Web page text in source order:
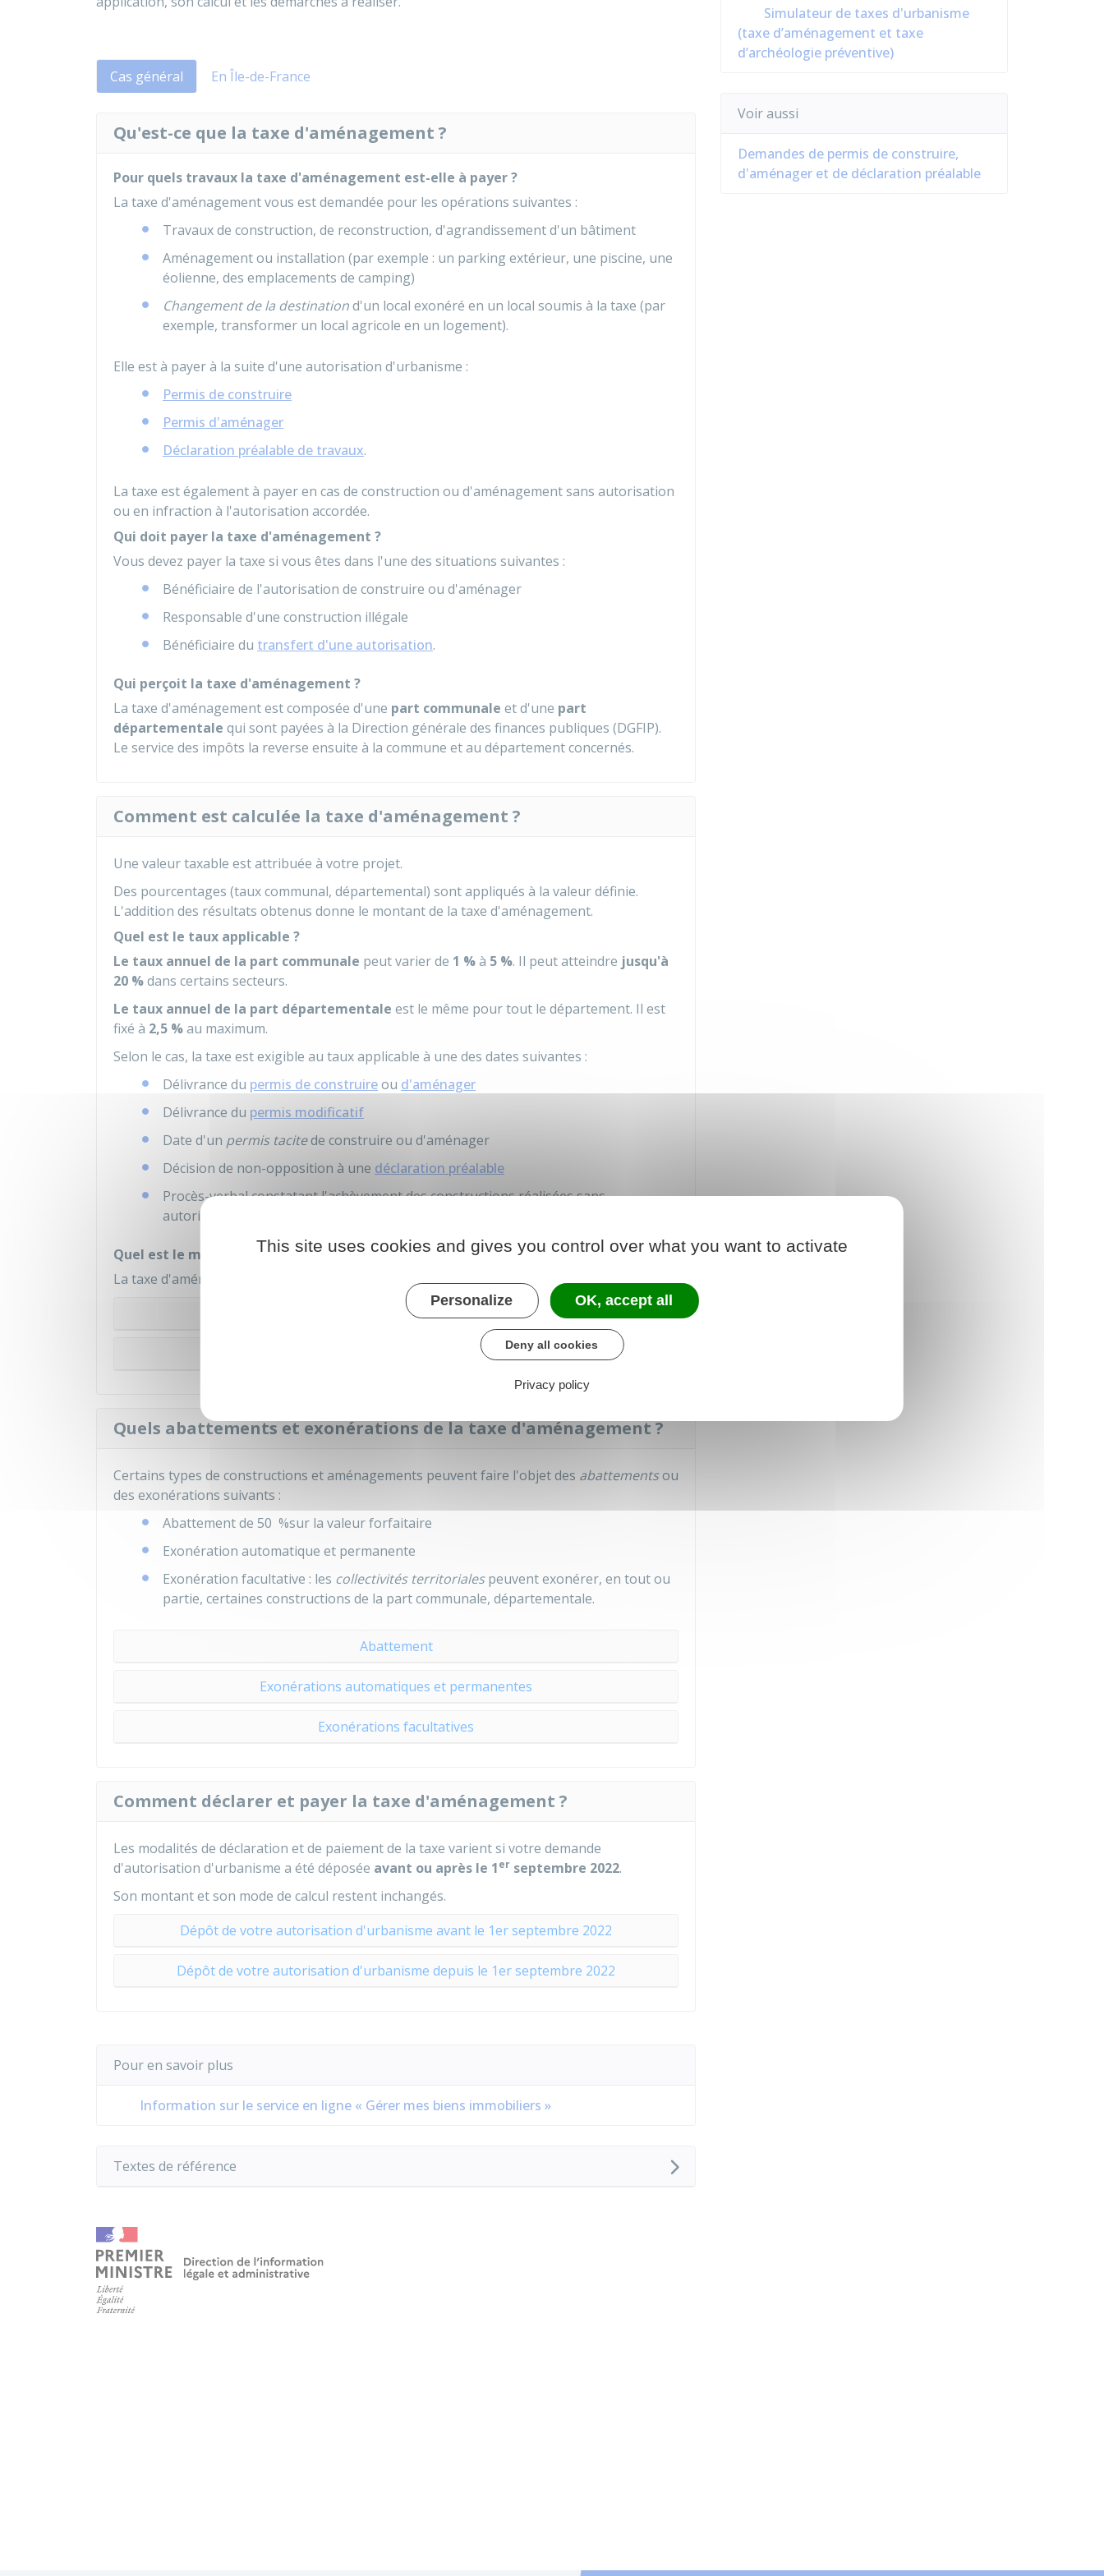
Cas général En Île-de-France
Qu'est-ce que la taxe d'aménagement ?
Pour quels travaux la taxe d'aménagement est-elle à payer ?
La taxe d'aménagement vous est demandée pour les opérations suivantes :
Travaux de construction, de reconstruction, d'agrandissement d'un bâtiment
Aménagement ou installation (par exemple : un parking extérieur, une piscine, une
éolienne, des emplacements de camping)
Changement de la destinationd'un local exonéré en un local soumis à la taxe (par
exemple, transformer un local agricole en un logement).
Elle est à payer à la suite d'une autorisation d'urbanisme :
Permis de construire
Permis d'aménager
Déclaration préalable de travaux.
La taxe est également à payer en cas de construction ou d'aménagement sans autorisation
ou en infraction à l'autorisation accordée.
Qui doit payer la taxe d'aménagement ?
Vous devez payer la taxe si vous êtes dans l'une des situations suivantes :
Bénéficiaire de l'autorisation de construire ou d'aménager
Responsable d'une construction illégale
Bénéficiaire du transfert d'une autorisation.
Qui perçoit la taxe d'aménagement ?
La taxe d'aménagement est composée d'une part communale et d'une part
départementale qui sont payées à la Direction générale des finances publiques (DGFIP).
Le service des impôts la reverse ensuite à la commune et au département concernés.
Comment est calculée la taxe d'aménagement ?
Une valeur taxable est attribuée à votre projet.
Des pourcentages (taux communal, départemental) sont appliqués à la valeur définie.
L'addition des résultats obtenus donne le montant de la taxe d'aménagement.
Quel est le taux applicable ?
Le taux annuel de la part communale peut varier de 1 %à 5 %. Il peut atteindre jusqu'à
20 %dans certains secteurs.
Le taux annuel de la part départementale est le même pour tout le département. Il est
fixé à 2,5 %au maximum.
Selon le cas, la taxe est exigible au taux applicable à une des dates suivantes :
Délivrance du permis de construireou d'aménager
Délivrance du permis modificatif
Date d'un permis tacitede construire ou d'aménager
Décision de non-opposition à une déclaration préalable
Procès-verbal constatant l'achèvement des constructions réalisées sans
autorisation ou en infraction.
Quel est le mode de calcul selon la nature du projet ?
La taxe d'aménagement est calculée différemment suivant votre projet :
Projet de construction
Projet d'aménagement ou d'installation
Quels abattements et exonérations de la taxe d'aménagement ?
Certains types de constructions et aménagements peuvent faire l'objet des abattementsou
des exonérations suivants :
Abattement de 50 %sur la valeur forfaitaire
Exonération automatique et permanente
Exonération facultative : les collectivités territorialespeuvent exonérer, en tout ou
partie, certaines constructions de la part communale, départementale.
Abattement
Exonérations automatiques et permanentes
Exonérations facultatives
Comment déclarer et payer la taxe d'aménagement ?
Les modalités de déclaration et de paiement de la taxe varient si votre demande
d'autorisation d'urbanisme a été déposée avant ou après le 1er septembre 2022.
Son montant et son mode de calcul restent inchangés.
Dépôt de votre autorisation d'urbanisme avant le 1er septembre 2022
Dépôt de votre autorisation d'urbanisme depuis le 1er septembre 2022
Pour en savoir plus
Information sur le service en ligne « Gérer mes biens immobiliers »
Textes de référence
Simulateur de taxes d'urbanisme
(taxe d’aménagement et taxe
d’archéologie préventive)
Voir aussi
Demandes de permis de construire,
d'aménager et de déclaration préalable
This site uses cookies and gives you control over what you want to activate
Personalize OK, accept all
Deny all cookies
Privacy policy